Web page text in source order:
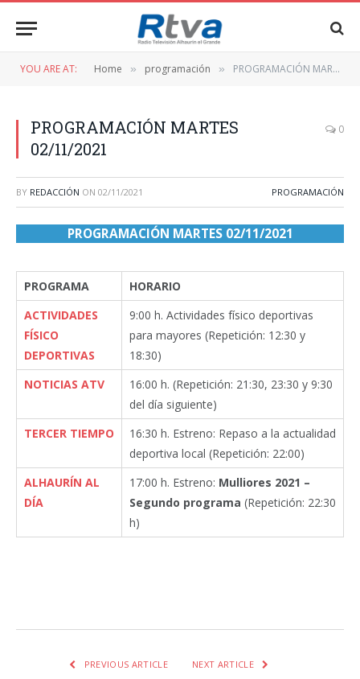
YOU ARE AT: Home » programación » PROGRAMACIÓN MARTES 02/11/2021
PROGRAMACIÓN MARTES
02/11/2021
0
BY REDACCIÓN ON 02/11/2021 PROGRAMACIÓN
PROGRAMACIÓN MARTES 02/11/2021
PROGRAMA
HORARIO
ACTIVIDADES
FÍSICO
DEPORTIVAS
9:00 h. Actividades físico deportivas
para mayores (Repetición: 12:30 y
18:30)
NOTICIAS ATV
16:00 h. (Repetición: 21:30, 23:30 y 9:30
del día siguiente)
TERCER TIEMPO
16:30 h. Estreno: Repaso a la actualidad
deportiva local (Repetición: 22:00)
ALHAURÍN AL
DÍA
17:00 h. Estreno: Mulliores 2021 –
Segundo programa (Repetición: 22:30
h)
PREVIOUS ARTICLE NEXT ARTICLE